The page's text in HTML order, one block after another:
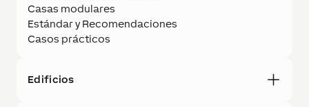
Casas modulares
Estándar y Recomendaciones
Casos prácticos
Edificios